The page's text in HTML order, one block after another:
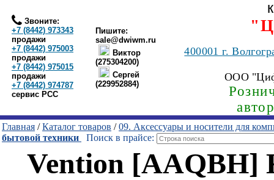
Звоните:
+7 (8442) 973343
продажи
+7 (8442) 975003
продажи
+7 (8442) 975015
продажи
+7 (8442) 974787
сервис РСС
Пишите:
sale@dwiwm.ru
Виктор
(275304200)
Сергей
(229952884)
400001г.
ООО
Главная /Каталог товаров /09. Аксессуары и носители для
бытовой техники
Поиск в прайсе:
Vention [AAQBH]